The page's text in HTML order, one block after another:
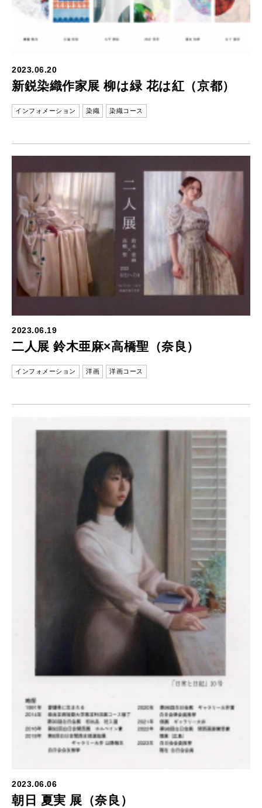
2023.06.20
新鋭染織作家展 柳は緑 花は紅（京都）
インフォメーション 染織 染織コース
2023.06.19
二人展 鈴木亜麻×高橋聖（奈良）
インフォメーション 洋画 洋画コース
2023.06.06
朝日 夏実 展（奈良）